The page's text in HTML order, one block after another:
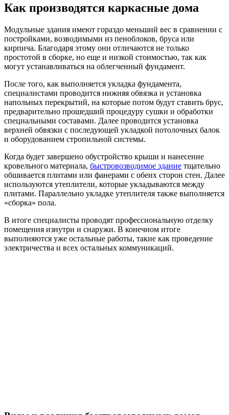
Как производятся каркасные дома
Модульные здания имеют гораздо меньший вес в сравнении с
постройками, возводимыми из пеноблоков, бруса или
кирпича. Благодаря этому они отличаются не только
простотой в сборке, но еще и низкой стоимостью, так как
могут устанавливаться на облегченный фундамент.
После того, как выполняется укладка фундамента,
специалистами проводится нижняя обвязка и установка
напольных перекрытий, на которые потом будут ставить брус,
предварительно прошедший процедуру сушки и обработки
специальными составами. Далее проводится установка
верхней обвязки с последующей укладкой потолочных балок
и оборудованием стропильной системы.
Когда будет завершено обустройство крыши и нанесение
кровельного материала, быстровозводимое здание тщательно
обшивается плитами или фанерами с обеих сторон стен. Далее
используются утеплители, которые укладываются между
плитами. Параллельно укладке утеплителя также выполняется
«сборка» пола.
В итоге специалисты проводят профессиональную отделку
помещения изнутри и снаружи. В конечном итоге
выполняются уже остальные работы, такие как проведение
электричества и всех остальных коммуникаций.